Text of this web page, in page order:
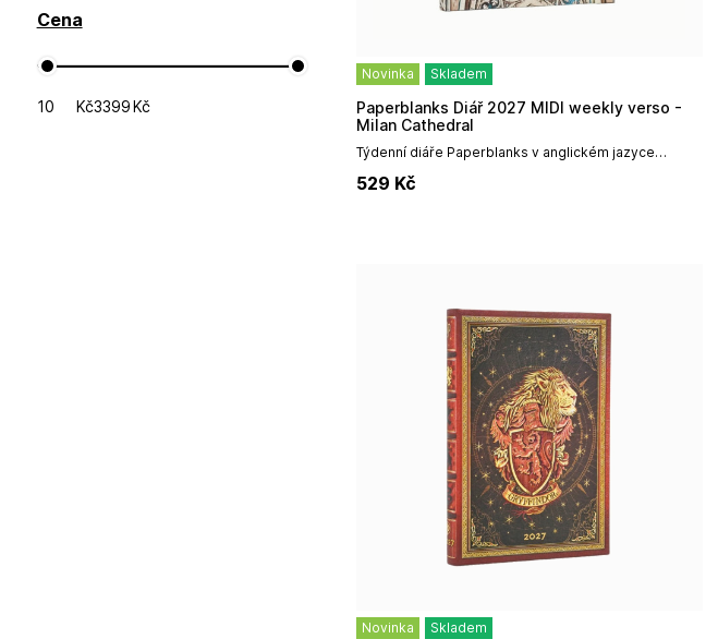
Novinka Skladem
Týdenní diáře Paperblanks v anglickém jazyce
designem, prémiovou vazbou a vysokou odolností,...
Paperblanks Diář 2027 MIDI weekly verso -
Milan Cathedral
529 Kč
Novinka Skladem
Cena
Kč Kč